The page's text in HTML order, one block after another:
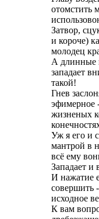
отомстить
Затвор,
и короче)
молодец
А длинные
западает
такой!
Гнев
эфимерное
жизненых
Уж я его и
мантрой в
всё ему
Западает и
И нажатие
совершить
исходное
К вам